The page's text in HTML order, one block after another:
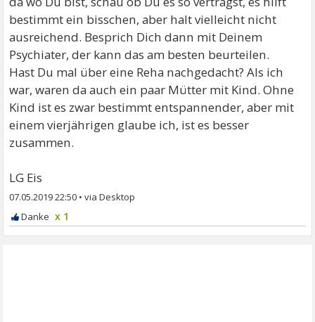
bestimmt ein bisschen, aber halt vielleicht nicht
ausreichend. Besprich Dich dann mit Deinem
Psychiater, der kann das am besten beurteilen.
Hast Du mal über eine Reha nachgedacht? Als ich
war, waren da auch ein paar Mütter mit Kind. Ohne
Kind ist es zwar bestimmt entspannender, aber mit
einem vierjährigen glaube ich, ist es besser
zusammen.
LG Eis
07.05.2019 22:50 •
x 1